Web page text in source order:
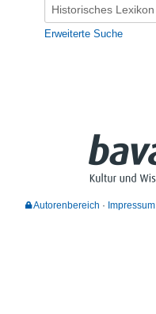
Erweiterte Suche
Autorenbereich Impressum